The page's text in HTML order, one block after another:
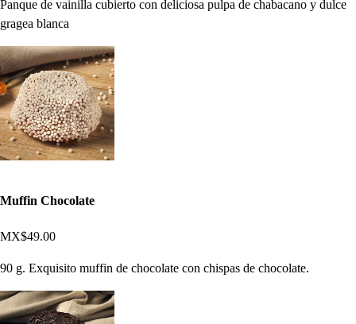
Panque de vainilla cubierto con deliciosa pulpa de chabacano y dulce
gragea blanca
Muffin Chocolate
MX$49.00
90 g. Exquisito muffin de chocolate con chispas de chocolate.